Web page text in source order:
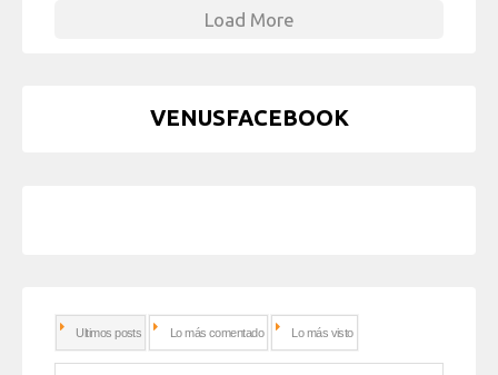
Load More
VENUSFACEBOOK
Ultimos posts Lo más comentado Lo más visto